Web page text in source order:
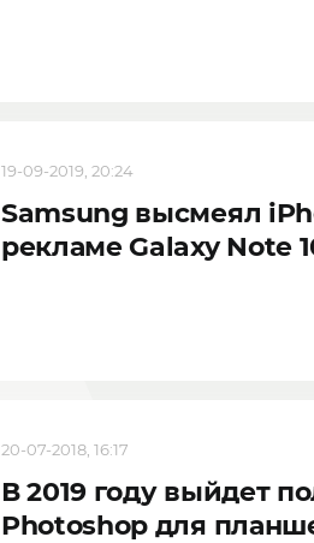
19-09-2019, 20:24
Samsung высмеял
рекламе Galaxy Note
20-07-2018, 16:17
В 2019 году выйдет
Photoshop для